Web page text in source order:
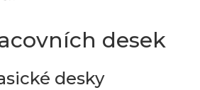
desek
desky